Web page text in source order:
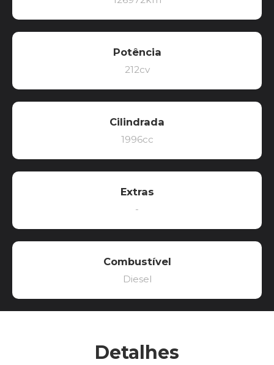
Potência
212cv
Cilindrada
1996cc
Extras
-
Combustível
Diesel
Detalhes